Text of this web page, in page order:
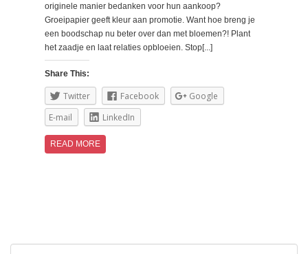
originele manier bedanken voor hun aankoop?
Groeipapier geeft kleur aan promotie. Want hoe breng je
een boodschap nu beter over dan met bloemen?! Plant
het zaadje en laat relaties opbloeien. Stop[...]
Share This:
Twitter Facebook
Google
E-mail
LinkedIn
READ MORE